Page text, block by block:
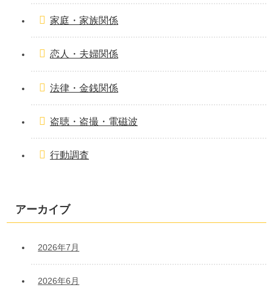
家庭・家族関係
恋人・夫婦関係
法律・金銭関係
盗聴・盗撮・電磁波
行動調査
アーカイブ
2026年7月
2026年6月